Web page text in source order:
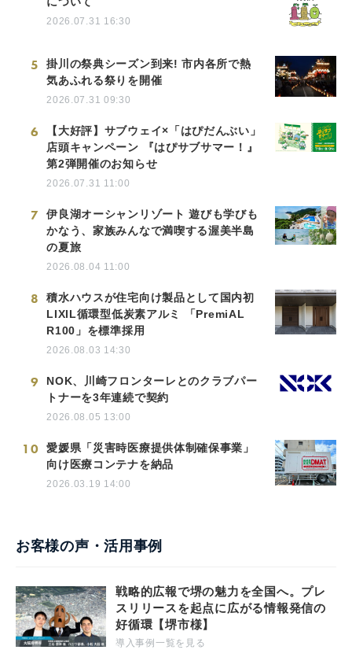
2026.07.31 16:30
5
掛川の祭典シーズン到来! 市内各所で熱
気あふれる祭りを開催
2026.07.31 09:30
6
【大好評】サブウェイ×「はぴだんぶい」
店頭キャンペーン 『はぴサブサマー！』
第2弾開催のお知らせ
2026.07.31 11:00
7
伊良湖オーシャンリゾート 遊びも学びも
かなう、家族みんなで満喫する渥美半島
の夏旅
2026.08.04 11:00
8
積水ハウスが住宅向け製品として国内初
LIXIL循環型低炭素アルミ 「PremiAL
R100」を標準採用
2026.08.03 14:30
9
NOK、川崎フロンターレとのクラブパー
トナーを3年連続で契約
2026.08.05 13:00
10
愛媛県「災害時医療提供体制確保事業」
向け医療コンテナを納品
2026.03.19 14:00
お客様の声・活用事例
戦略的広報で堺の魅力を全国へ。プレ
スリリースを起点に広がる情報発信の
好循環【堺市様】
導入事例一覧を見る